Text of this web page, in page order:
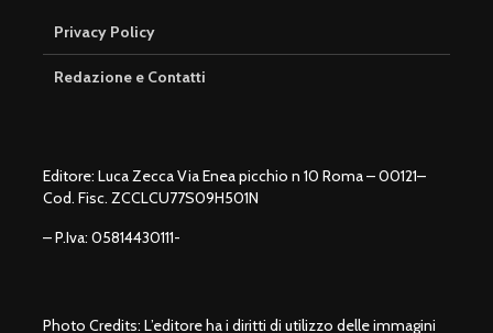
Privacy Policy
Redazione e Contatti
Editore: Luca Zecca Via Enea picchio n 10 Roma – 00121–
Cod. Fisc. ZCCLCU77S09H501N
– P.Iva: 05814430111-
Photo Credits: L’editore ha i diritti di utilizzo delle immagini